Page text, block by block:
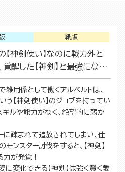
紙版
【神剣使い】なのに戦力外と
覚醒した【神剣】と最強になる
雑用係として働くアルベルトは、
う【神剣使い】のジョブを持ってい
キルや能力がなく、絶望的に弱か
に疎まれて追放されてしまい、仕
モンスター討伐をすると、【神剣】
力が発覚！
に変化できる【神剣】は強く賢く愛